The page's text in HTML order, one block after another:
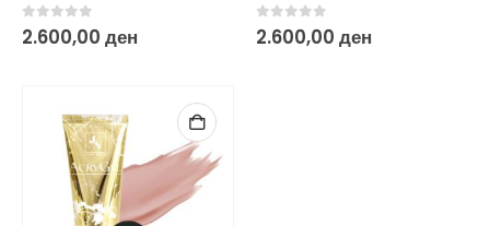
0 out of 5
2.600,00 ден 0 out of 5
2.600,00 ден